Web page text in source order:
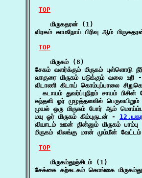
TOP
    மிருகதரன் (1)
விரகம் காமநோய் பிரிவு ஆம்
TOP
    மிருகம் (8)
சேகம் வளர்க்கும் மிருகம்
வாகுரை மிருகம் படுக்கும் வலை
விடாணி கிடாய் கொம்புப்பாலை
கடாயம் துவர்ப்புநிறம் சாயம் பிசின்
கந்தளி ஓர் முழத்தளவில்
முயல் ஒரு மிருகம் போர் ஆம்
மயு ஓர் மிருகம் கிம்புருடன் -
வியாடம் ஊன் தின்னும் மிருகம்
மிருகம் விலங்கு மான் மும்மீன்
TOP
    மிருகம்துஞ்சிடம் (1)
சேக்கை கற்கடகம் கொங்கை